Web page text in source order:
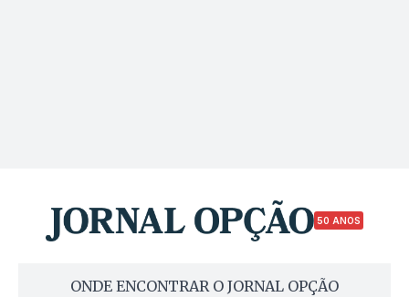
50 ANOS
ONDE ENCONTRAR O JORNAL OPÇÃO